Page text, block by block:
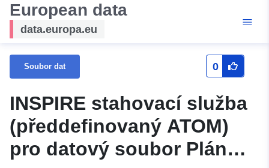
European data
data.europa.eu
Soubor dat 0
INSPIRE stahovací služba
(předdefinovaný ATOM)
pro datový soubor Plán